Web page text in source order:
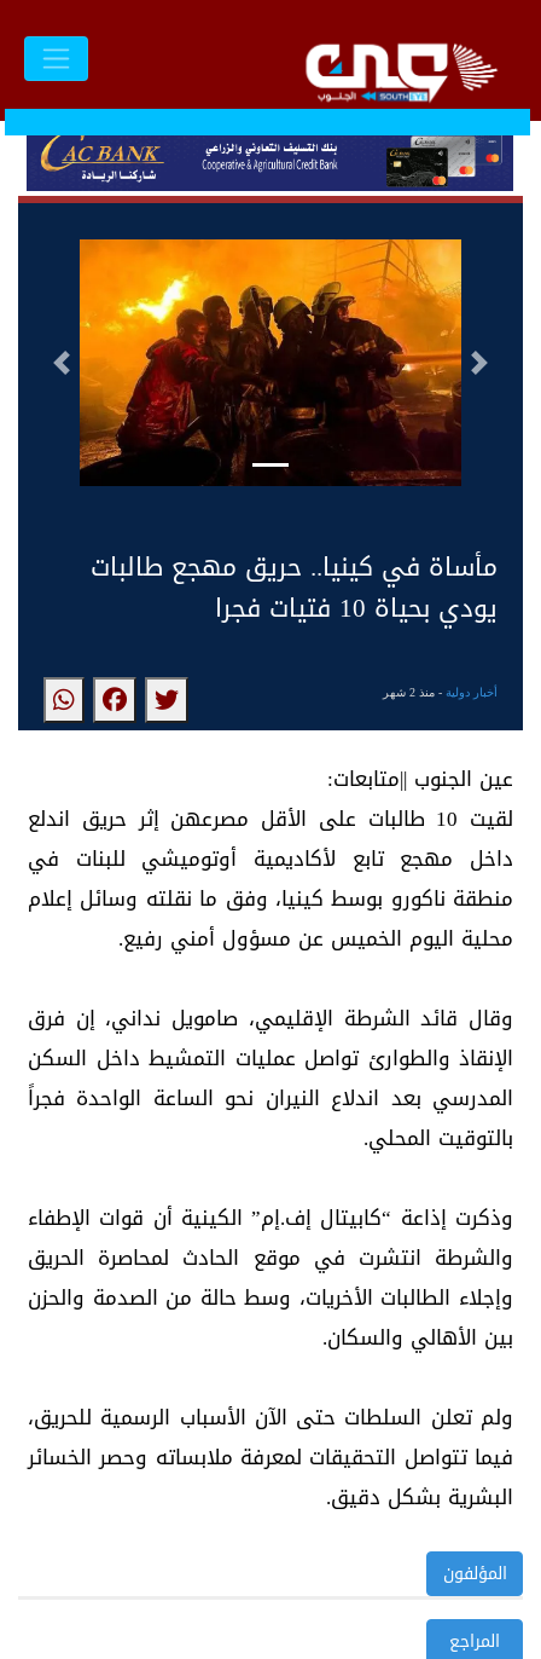
التالى السابق
مأساة في كينيا.. حريق مهجع طالبات
يودي بحياة 10 فتيات فجرا
أخبار دولية- منذ 2 شهر
عين الجنوب ||متابعات:
لقيت 10 طالبات على الأقل مصرعهن إثر حريق اندلع
داخل مهجع تابع لأكاديمية أوتوميشي للبنات في
منطقة ناكورو بوسط كينيا، وفق ما نقلته وسائل إعلام
محلية اليوم الخميس عن مسؤول أمني رفيع.
وقال قائد الشرطة الإقليمي، صامويل نداني، إن فرق
الإنقاذ والطوارئ تواصل عمليات التمشيط داخل السكن
المدرسي بعد اندلاع النيران نحو الساعة الواحدة فجراً
بالتوقيت المحلي.
وذكرت إذاعة “كابيتال إف.إم” الكينية أن قوات الإطفاء
والشرطة انتشرت في موقع الحادث لمحاصرة الحريق
وإجلاء الطالبات الأخريات، وسط حالة من الصدمة والحزن
بين الأهالي والسكان.
ولم تعلن السلطات حتى الآن الأسباب الرسمية للحريق،
فيما تتواصل التحقيقات لمعرفة ملابساته وحصر الخسائر
البشرية بشكل دقيق.
المؤلفون
المراجع